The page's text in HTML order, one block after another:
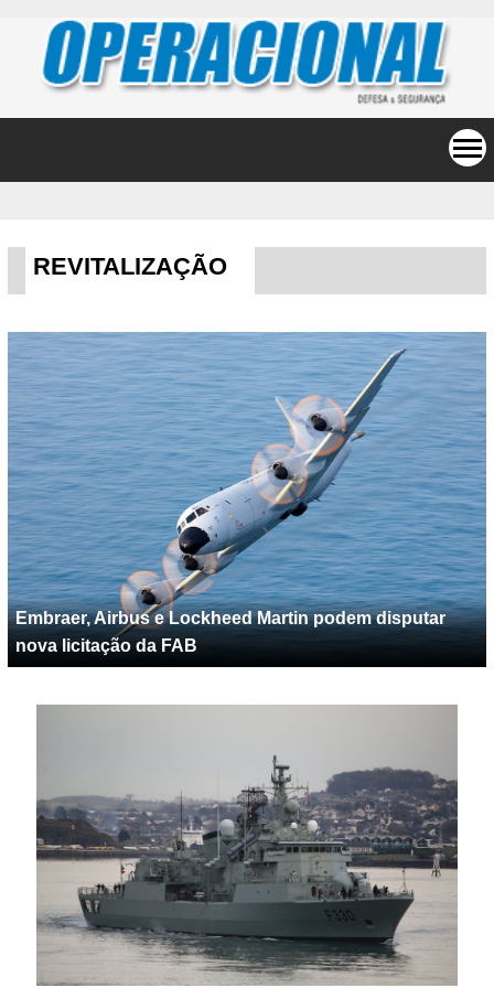
REVITALIZAÇÃO
Embraer, Airbus e Lockheed Martin podem disputar
nova licitação da FAB